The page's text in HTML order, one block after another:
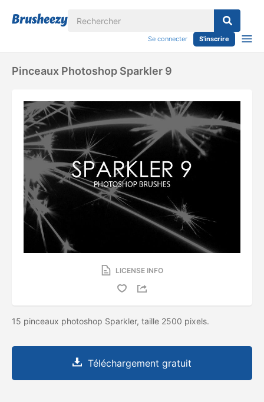
Se connecter S'inscrire
Pinceaux Photoshop Sparkler 9
LICENSE INFO
15 pinceaux photoshop Sparkler, taille 2500 pixels.
Téléchargement gratuit